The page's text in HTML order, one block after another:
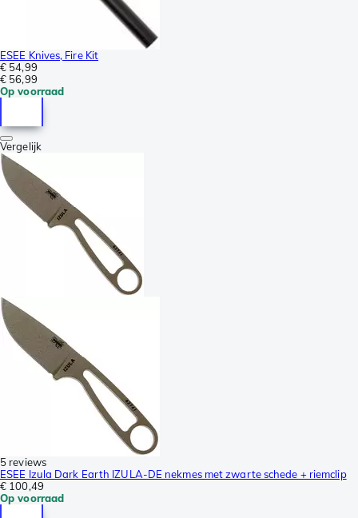
ESEE Knives, Fire Kit
€ 54,99
€ 56,99
Op voorraad
Vergelijk
5 reviews
ESEE Izula Dark Earth IZULA-DE nekmes met zwarte schede + riemclip
€ 100,49
Op voorraad